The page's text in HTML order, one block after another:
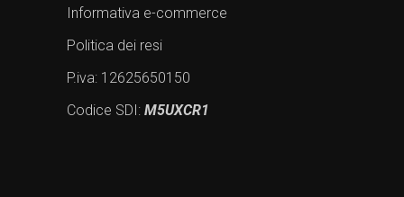
Informativa e-commerce
Politica dei resi
P.iva: 12625650150
Codice SDI: M5UXCR1